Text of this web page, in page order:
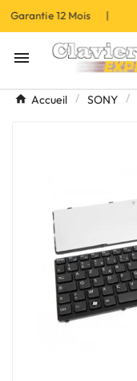
12 Mois |

Accueil SONY